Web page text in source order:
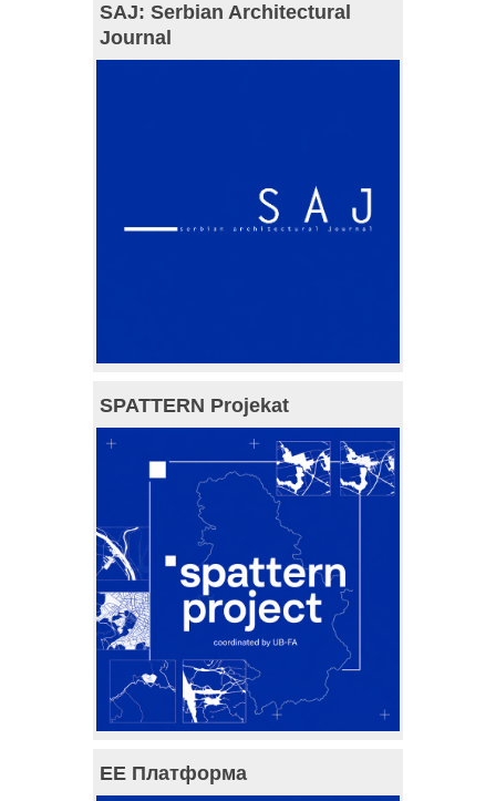
SAJ: Serbian Architectural
Journal
SPATTERN Projekat
ЕЕ Платформа